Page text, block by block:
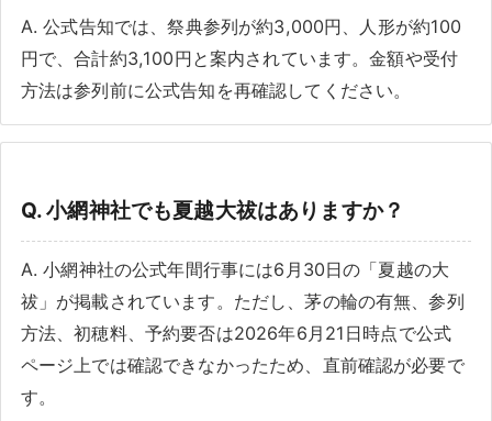
A. 公式告知では、祭典参列が約3,000円、人形が約100
円で、合計約3,100円と案内されています。金額や受付
方法は参列前に公式告知を再確認してください。
Q. 小網神社でも夏越大祓はありますか？
A. 小網神社の公式年間行事には6月30日の「夏越の大
祓」が掲載されています。ただし、茅の輪の有無、参列
方法、初穂料、予約要否は2026年6月21日時点で公式
ページ上では確認できなかったため、直前確認が必要で
す。